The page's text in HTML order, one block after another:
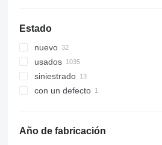
Estado
nuevo
usados
siniestrado
con un defecto
Año de fabricación